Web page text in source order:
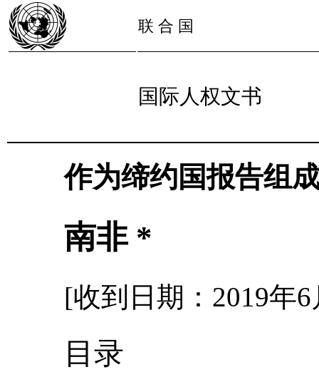
联 合 国
国际人权文书
作为缔约国报告组
南非 *
[收到日期：2019年
目录